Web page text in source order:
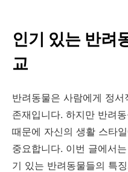
인기 있는 반려
교
반려동물은 사람에게 정
존재입니다. 하지만 반려
때문에 자신의 생활 스타
중요합니다. 이번 글에서
기 있는 반려동물들의 특